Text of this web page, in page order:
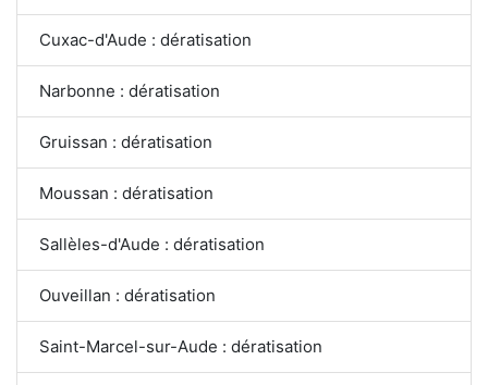
Cuxac-d'Aude : dératisation
Narbonne : dératisation
Gruissan : dératisation
Moussan : dératisation
Sallèles-d'Aude : dératisation
Ouveillan : dératisation
Saint-Marcel-sur-Aude : dératisation